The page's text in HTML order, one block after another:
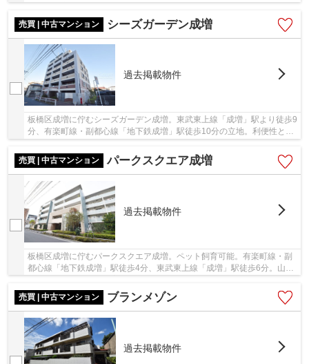
63年築の新耐震基準、鉄筋コンクリート造4階...
売買 | 中古マンション
シーズガーデン成増
過去掲載物件
板橋区成増に佇むシーズガーデン成増。東武東上線「成増」駅より徒歩9
分、有楽町線・副都心線「地下鉄成増」駅徒歩10分の立地。利便性と生
活のしやすさを兼ねそろえたエリアです。ペッ...
売買 | 中古マンション
パークスクエア成増
過去掲載物件
板橋区成増に佇むパークスクエア成増。ペット飼育可能。有楽町線・副
都心線「地下鉄成増」駅徒歩4分、東武東上線「成増」駅徒歩6分。山手
売買 | 中古マンション
ブランメゾン
過去掲載物件